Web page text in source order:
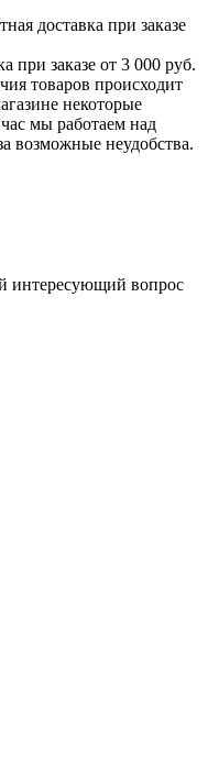
доставка при заказе
при заказе от 3 000 руб.
товаров происходит
некоторые
мы работаем над
возможные неудобства.
интересующий вопрос